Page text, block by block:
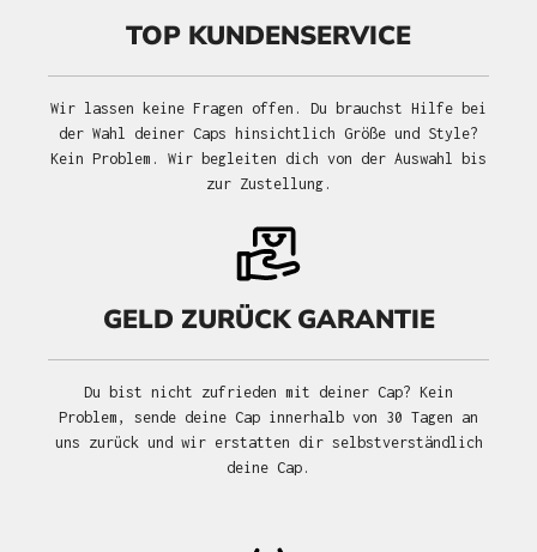
TOP KUNDENSERVICE
Wir lassen keine Fragen offen. Du brauchst Hilfe bei
der Wahl deiner Caps hinsichtlich Größe und Style?
Kein Problem. Wir begleiten dich von der Auswahl bis
zur Zustellung.
GELD ZURÜCK GARANTIE
Du bist nicht zufrieden mit deiner Cap? Kein
Problem, sende deine Cap innerhalb von 30 Tagen an
uns zurück und wir erstatten dir selbstverständlich
deine Cap.